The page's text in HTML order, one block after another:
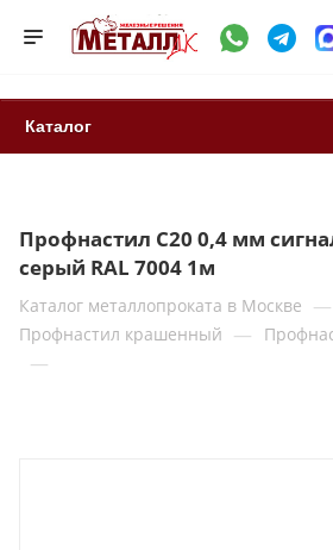
Каталог
Профнастил С20 0,4 мм
серый RAL 7004 1м
Каталог металлопроката в Москве —
Профнастил крашенный —
—